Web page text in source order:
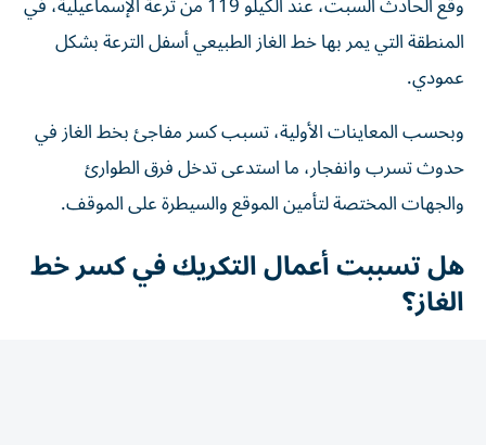
المنطقة التي يمر بها خط الغاز الطبيعي أسفل الترعة بشكل
عمودي.
وبحسب المعاينات الأولية، تسبب كسر مفاجئ بخط الغاز في
حدوث تسرب وانفجار، ما استدعى تدخل فرق الطوارئ
والجهات المختصة لتأمين الموقع والسيطرة على الموقف.
هل تسببت أعمال التكريك في كسر خط
الغاز؟